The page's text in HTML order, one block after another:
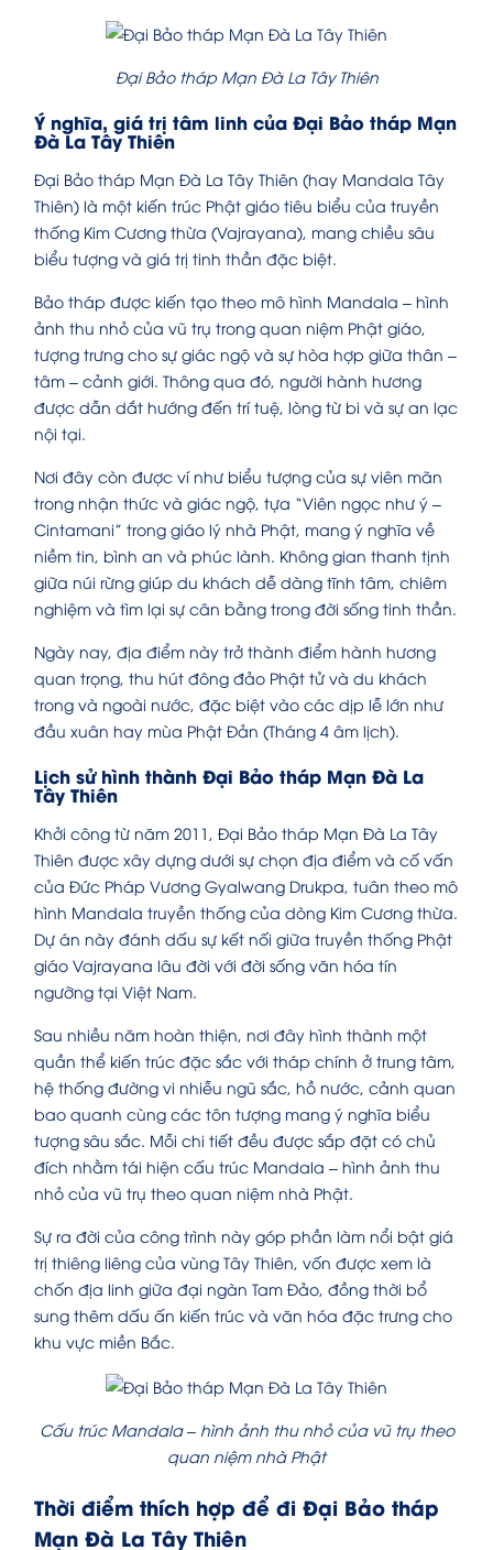
Đại Bảo tháp Mạn Đà La Tây Thiên
Ý nghĩa, giá trị tâm linh của Đại Bảo tháp Mạn
Đà La Tây Thiên
Đại Bảo tháp Mạn Đà La Tây Thiên (hay Mandala Tây
Thiên) là một kiến trúc Phật giáo tiêu biểu của truyền
thống Kim Cương thừa (Vajrayana), mang chiều sâu
biểu tượng và giá trị tinh thần đặc biệt.
Bảo tháp được kiến tạo theo mô hình Mandala – hình
ảnh thu nhỏ của vũ trụ trong quan niệm Phật giáo,
tượng trưng cho sự giác ngộ và sự hòa hợp giữa thân –
tâm – cảnh giới. Thông qua đó, người hành hương
được dẫn dắt hướng đến trí tuệ, lòng từ bi và sự an lạc
nội tại.
Nơi đây còn được ví như biểu tượng của sự viên mãn
trong nhận thức và giác ngộ, tựa “Viên ngọc như ý –
Cintamani” trong giáo lý nhà Phật, mang ý nghĩa về
niềm tin, bình an và phúc lành. Không gian thanh tịnh
giữa núi rừng giúp du khách dễ dàng tĩnh tâm, chiêm
nghiệm và tìm lại sự cân bằng trong đời sống tinh thần.
Ngày nay, địa điểm này trở thành điểm hành hương
quan trọng, thu hút đông đảo Phật tử và du khách
trong và ngoài nước, đặc biệt vào các dịp lễ lớn như
đầu xuân hay mùa Phật Đản (Tháng 4 âm lịch).
Lịch sử hình thành Đại Bảo tháp Mạn Đà La
Tây Thiên
Khởi công từ năm 2011, Đại Bảo tháp Mạn Đà La Tây
Thiên được xây dựng dưới sự chọn địa điểm và cố vấn
của Đức Pháp Vương Gyalwang Drukpa, tuân theo mô
hình Mandala truyền thống của dòng Kim Cương thừa.
Dự án này đánh dấu sự kết nối giữa truyền thống Phật
giáo Vajrayana lâu đời với đời sống văn hóa tín
ngưỡng tại Việt Nam.
Sau nhiều năm hoàn thiện, nơi đây hình thành một
quần thể kiến trúc đặc sắc với tháp chính ở trung tâm,
hệ thống đường vi nhiễu ngũ sắc, hồ nước, cảnh quan
bao quanh cùng các tôn tượng mang ý nghĩa biểu
tượng sâu sắc. Mỗi chi tiết đều được sắp đặt có chủ
đích nhằm tái hiện cấu trúc Mandala – hình ảnh thu
nhỏ của vũ trụ theo quan niệm nhà Phật.
Sự ra đời của công trình này góp phần làm nổi bật giá
trị thiêng liêng của vùng Tây Thiên, vốn được xem là
chốn địa linh giữa đại ngàn Tam Đảo, đồng thời bổ
sung thêm dấu ấn kiến trúc và văn hóa đặc trưng cho
khu vực miền Bắc.
Cấu trúc Mandala – hình ảnh thu nhỏ của vũ trụ theo
quan niệm nhà Phật
Thời điểm thích hợp để đi Đại Bảo tháp
Mạn Đà La Tây Thiên